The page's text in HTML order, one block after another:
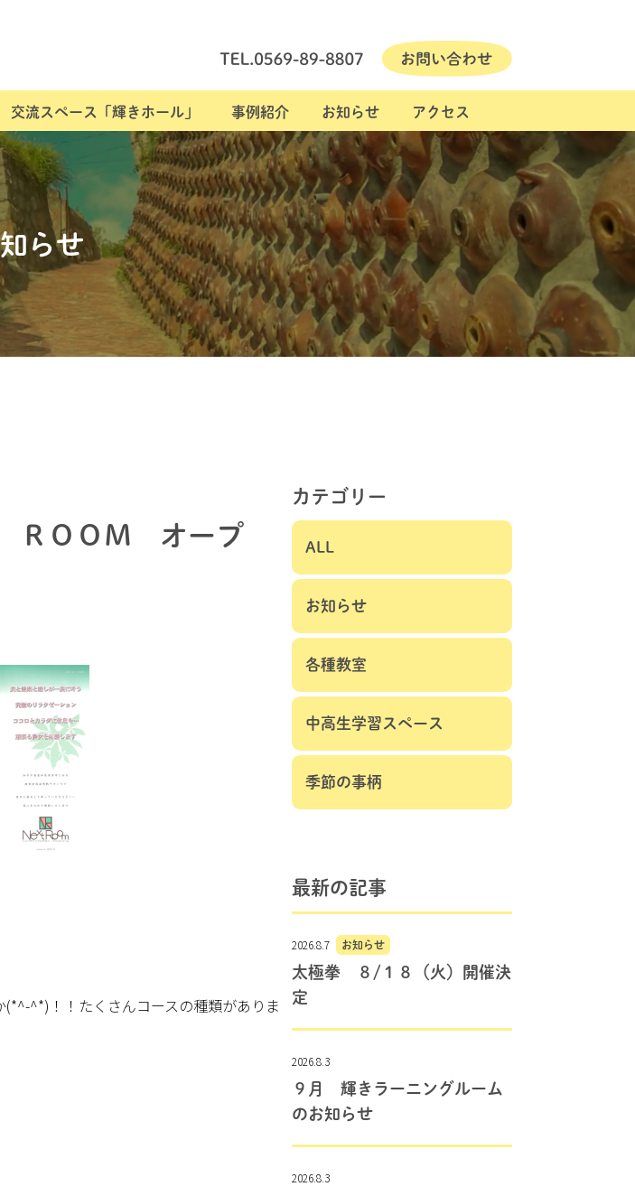
交流スペース「輝きホール」 事例紹介 お知らせ アクセス
らせ
ＲＯＯＭ オープ
^*)！！たくさんコースの種類がありま
カテゴリー
ALL
お知らせ
各種教室
中高生学習スペース
季節の事柄
最新の記事
2026.8.7 お知らせ
太極拳 ８/１８（火）開催決
定
2026.8.3
９月 輝きラーニングルーム
のお知らせ
2026.8.3